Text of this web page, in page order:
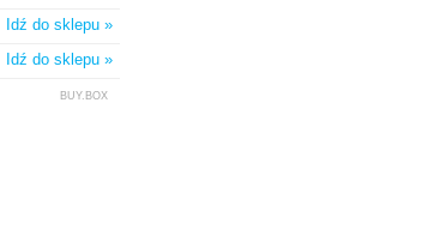
Idź do sklepu »
Idź do sklepu »
BUY.BOX